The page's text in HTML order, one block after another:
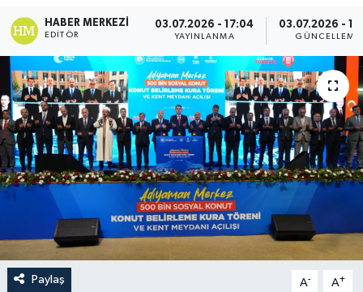
HABER MERKEZI
EDITÖR
03.07.2026 - 17:04
YAYINLANMA
03.07.2026 -
GÜNCELLEME
Paylaş A- A+